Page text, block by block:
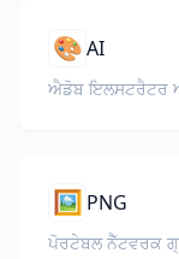
🎨AI
ਐਡੋਬ ਇਲਸਟਰੈਟਰ
🖼️ PNG
ਪੋਰਟੇਬਲ ਨੈੱਟਵਰਕ